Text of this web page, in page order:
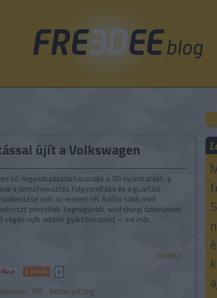
újít a Volkswagen
bő negyedszázada használja a 3D nyomtatást, a
a járműfejlesztés felgyorsítása és a gyártási
volt az eredeti cél. Azóta több mint
printeltek. Legnagyobb, wolfsburgi üzemükben
végén nyílt additív gyártóközpont – ma már…
tovább »
Tetszik 0
HP binder jetting